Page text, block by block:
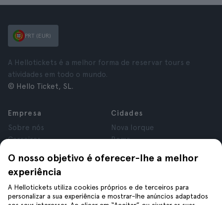
O nosso objetivo é oferecer-lhe a melhor
experiência
A Hellotickets utiliza cookies próprios e de terceiros para
personalizar a sua experiência e mostrar-lhe anúncios adaptados
PRT (EUR)
A Hellotickets é a melhor forma de reservar tours e
atividades em todo o mundo.
© Hello Ticket, SL.
Empresa
Sobre nós
Carreiras
Avaliações
Privacidade
Termos e Condições
Aviso Legal
Cidades
Nova Iorque
Roma
Londres
Cracóvia
Tenerife